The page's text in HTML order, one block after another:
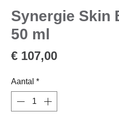
Synergie Skin
50 ml
€ 107,00Prijs
Aantal *